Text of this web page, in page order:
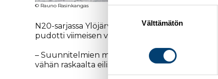
Välttämätön
© Rauno Rasinkangas
N20-sarjassa Ylöjärven Ryhdin Elsa Torvinen
pudotti viimeisen vitosen lenkin alkupuolella
– Suunnitelmien mukainen kisa. Alussa
vähän raskaalta eilisen jälkeen, kertasi